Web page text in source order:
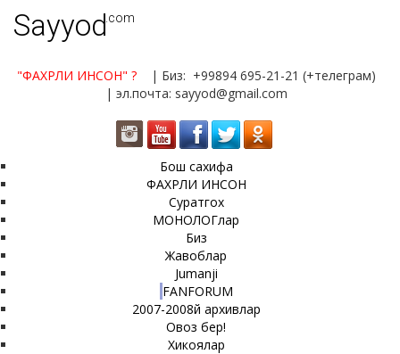
Sayyod.com
"ФАХРЛИ ИНСОН" ?
| Биз: +99894 695-21-21 (+телеграм)
| эл.почта: sayyod@gmail.com
Бош сахифа
ФАХРЛИ ИНСОН
Суратгох
МОНОЛОГлар
Биз
Жавоблар
Jumanji
FANFORUM
2007-2008й архивлар
Овоз бер!
Хикоялар